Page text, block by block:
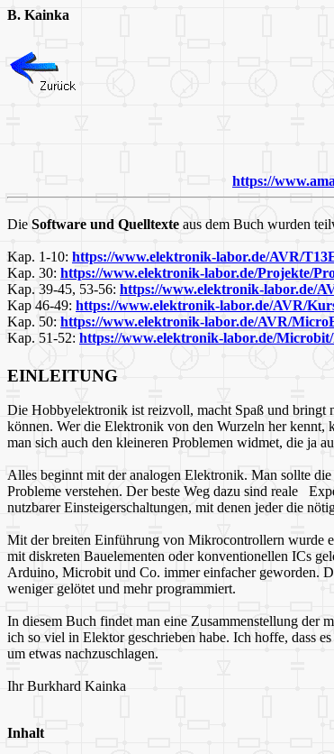
B. Kainka
https://
Die Software und Quelltexte aus dem Buch wurden
Kap. 1-10: https://www.elektronik-labor.de/AVR/
Kap. 30: https://www.elektronik-labor.de/Projekte/
Kap. 39-45, 53-56: https://www.elektronik-labor.de/
Kap 46-49: https://www.elektronik-labor.de/AVR/
Kap. 50: https://www.elektronik-labor.de/AVR/
Kap. 51-52: https://www.elektronik-labor.de/
EINLEITUNG
Die Hobbyelektronik ist reizvoll, macht Spaß und bringt
können. Wer die Elektronik von den Wurzeln her kennt,
man sich auch den kleineren Problemen widmet, die ja
Alles beginnt mit der analogen Elektronik. Man sollte
Probleme verstehen. Der beste Weg dazu sind reale
nutzbarer Einsteigerschaltungen, mit denen jeder die
Mit der breiten Einführung von Mikrocontrollern wurde
mit diskreten Bauelementen oder konventionellen ICs
Arduino, Microbit und Co. immer einfacher geworden.
weniger gelötet und mehr programmiert.
In diesem Buch findet man eine Zusammenstellung der
ich so viel in Elektor geschrieben habe. Ich hoffe, dass
um etwas nachzuschlagen.
Ihr Burkhard Kainka
Inhalt